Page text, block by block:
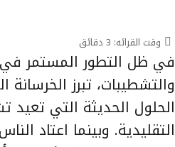
وقت القرائه: 3 دقائق
في ظل التطور المستمر في
والتشطيبات، تبرز
الحلول الحديثة التي
التقليدية. وبينما اعتاد